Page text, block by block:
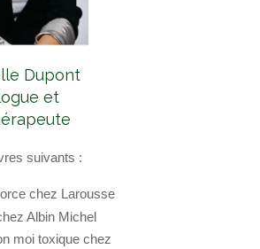
Dupont
et
suivants :
chez Larousse
Albin Michel
moi toxique chez